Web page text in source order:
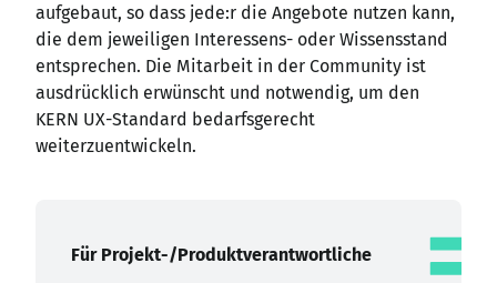
aufgebaut, so dass jede:r die Angebote nutzen kann,
die dem jeweiligen Interessens- oder Wissensstand
entsprechen. Die Mitarbeit in der Community ist
ausdrücklich erwünscht und notwendig, um den
KERN UX-Standard bedarfsgerecht
weiterzuentwickeln.
Für Projekt-/Produkt­verantwortliche